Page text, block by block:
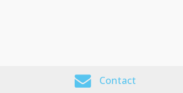
Contact